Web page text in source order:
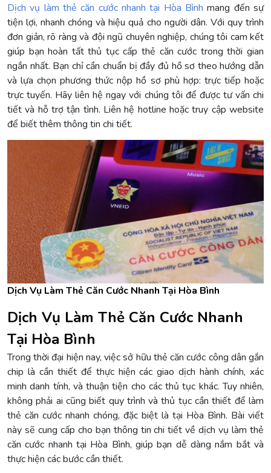
Dịch vụ làm thẻ căn cước nhanh tại Hòa Bình mang đến sự
tiện lợi, nhanh chóng và hiệu quả cho người dân. Với quy trình
đơn giản, rõ ràng và đội ngũ chuyên nghiệp, chúng tôi cam kết
giúp bạn hoàn tất thủ tục cấp thẻ căn cước trong thời gian
ngắn nhất. Bạn chỉ cần chuẩn bị đầy đủ hồ sơ theo hướng dẫn
và lựa chọn phương thức nộp hồ sơ phù hợp: trực tiếp hoặc
trực tuyến. Hãy liên hệ ngay với chúng tôi để được tư vấn chi
tiết và hỗ trợ tận tình. Liên hệ hotline hoặc truy cập website
để biết thêm thông tin chi tiết.
Dịch Vụ Làm Thẻ Căn Cước Nhanh Tại Hòa Bình
Dịch Vụ Làm Thẻ Căn Cước Nhanh
Tại Hòa Bình
Trong thời đại hiện nay, việc sở hữu thẻ căn cước công dân gắn
chip là cần thiết để thực hiện các giao dịch hành chính, xác
minh danh tính, và thuận tiện cho các thủ tục khác. Tuy nhiên,
không phải ai cũng biết quy trình và thủ tục cần thiết để làm
thẻ căn cước nhanh chóng, đặc biệt là tại Hòa Bình. Bài viết
này sẽ cung cấp cho bạn thông tin chi tiết về dịch vụ làm thẻ
căn cước nhanh tại Hòa Bình, giúp bạn dễ dàng nắm bắt và
thực hiện các bước cần thiết.